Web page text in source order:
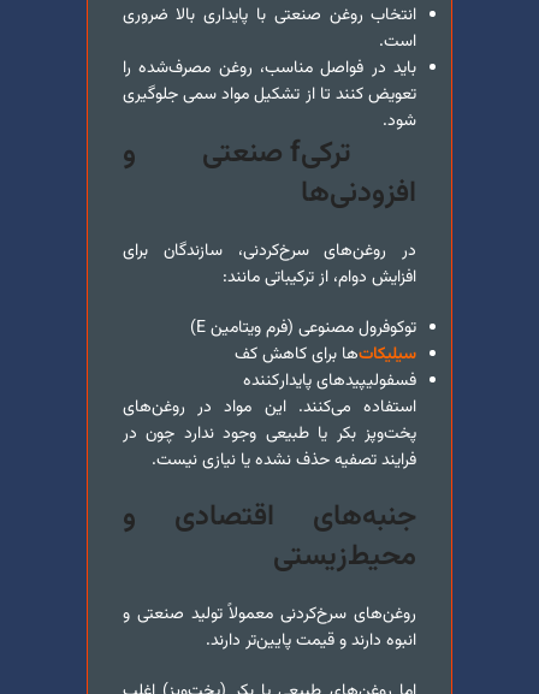
انتخاب روغن صنعتی با پایداری بالا ضروری
است.
باید در فواصل مناسب، روغن مصرف‌شده را
تعویض کنند تا از تشکیل مواد سمی جلوگیری
شود.
ترکیf صنعتی و
افزودنی‌ها
در روغن‌های سرخ‌کردنی، سازندگان برای
افزایش دوام، از ترکیباتی مانند:
توکوفرول مصنوعی (فرم ویتامین E)
سیلیکات‌ها برای کاهش کف
فسفولیپیدهای پایدار‌کننده
استفاده می‌کنند. این مواد در روغن‌های
پخت‌و‌پز بکر یا طبیعی وجود ندارد چون در
فرایند تصفیه حذف نشده یا نیازی نیست.
جنبه‌های اقتصادی و
محیط‌زیستی
روغن‌های سرخ‌کردنی معمولاً تولید صنعتی و
انبوه دارند و قیمت پایین‌تر دارند.